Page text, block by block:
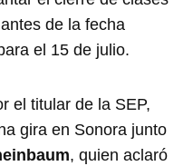
de la fecha
el 15 de julio.
el titular de la SEP,
gira en Sonora junto
, quien aclaró